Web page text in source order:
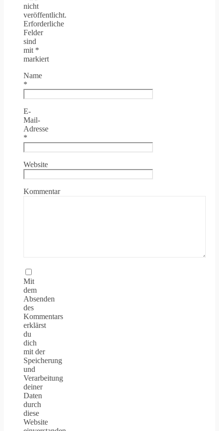
nicht
veröffentlicht.
Erforderliche
Felder
sind
mit *
markiert
Name
*
E-
Mail-
Adresse
*
Website
Kommentar
Mit
dem
Absenden
des
Kommentars
erklärst
du
dich
mit der
Speicherung
und
Verarbeitung
deiner
Daten
durch
diese
Website